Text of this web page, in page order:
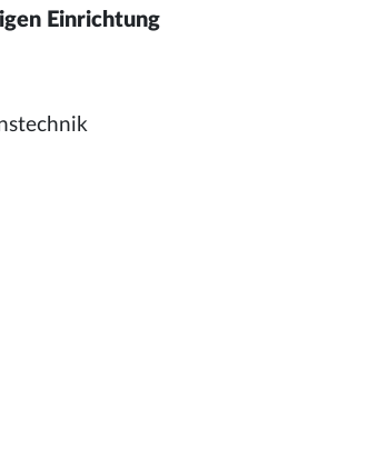
Einrichtung